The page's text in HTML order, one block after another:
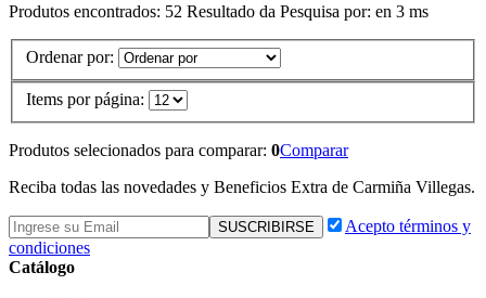
Produtos encontrados: 52 Resultado da Pesquisa por: en 3 ms
Ordenar por:
Items por página:
Produtos selecionados para comparar: 0Comparar
Reciba todas las novedades y Beneficios Extra de Carmiña Villegas.
Acepto términos y
condiciones
Catálogo